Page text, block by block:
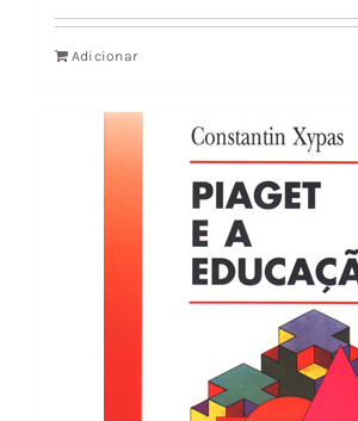
original
era:
atual
Adicionar